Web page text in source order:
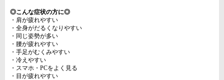
◎こんな症状の方に◎
・肩が疲れやすい
・全身がだるくなりやすい
・同じ姿勢が多い
・腰が疲れやすい
・手足がむくみやすい
・冷えやすい
・スマホ・PCをよく見る
・目が疲れやすい